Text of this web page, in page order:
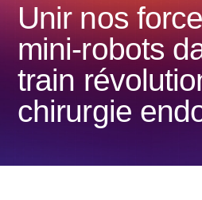
Unir nos
mini-robots
train
chirurgie